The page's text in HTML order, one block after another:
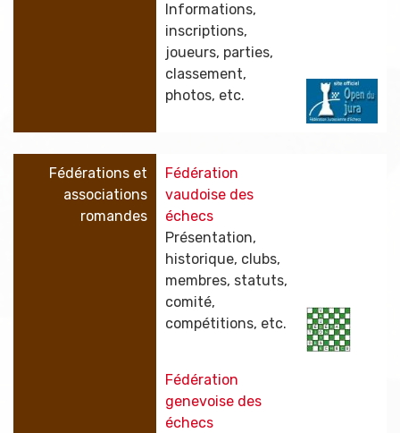
Informations,
inscriptions,
joueurs, parties,
classement,
photos, etc.
Fédérations et
associations
romandes
Fédération
vaudoise des
échecs
Présentation,
historique, clubs,
membres, statuts,
comité,
compétitions, etc.
Fédération
genevoise des
échecs